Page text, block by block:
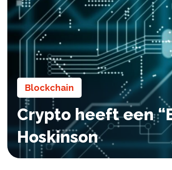
Blockchain
Crypto heeft een
Hoskinson